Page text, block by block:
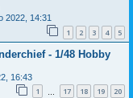
2022, 14:31
1 2 3 4 5
- 1/48 Hobby
16:43
1 17 18 19 20